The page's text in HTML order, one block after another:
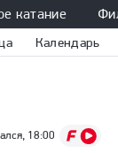
катание
Календарь
18:00